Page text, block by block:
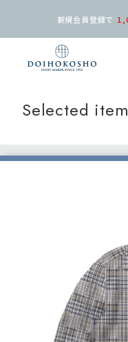
新規会員登録で
Selected item